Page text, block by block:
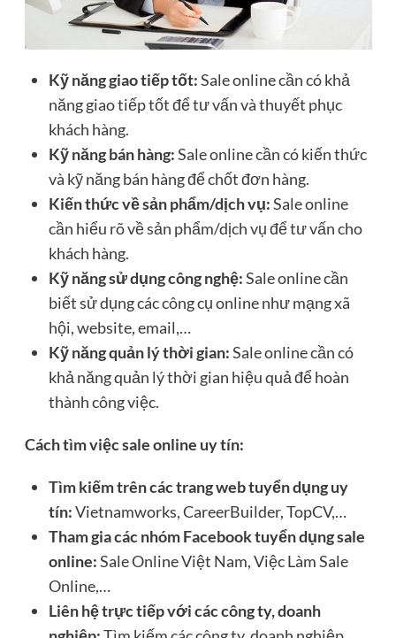
Kỹ năng giao tiếp tốt:Sale online cần có khả
năng giao tiếp tốt để tư vấn và thuyết phục
khách hàng.
Kỹ năng bán hàng:Sale online cần có kiến thức
và kỹ năng bán hàng để chốt đơn hàng.
Kiến thức về sản phẩm/dịch vụ:Sale online
cần hiểu rõ về sản phẩm/dịch vụ để tư vấn cho
khách hàng.
Kỹ năng sử dụng công nghệ:Sale online cần
biết sử dụng các công cụ online như mạng xã
hội, website, email,…
Kỹ năng quản lý thời gian:Sale online cần có
khả năng quản lý thời gian hiệu quả để hoàn
thành công việc.
Cách tìm việc sale online uy tín:
Tìm kiếm trên các trang web tuyển dụng uy
tín:Vietnamworks, CareerBuilder, TopCV,…
Tham gia các nhóm Facebook tuyển dụng sale
online:Sale Online Việt Nam, Việc Làm Sale
Online,…
Liên hệ trực tiếp với các công ty, doanh